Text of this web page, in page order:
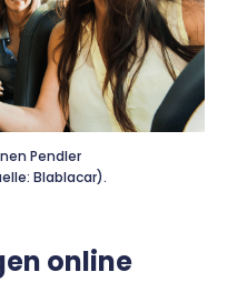
Pendler
Blablacar).
online